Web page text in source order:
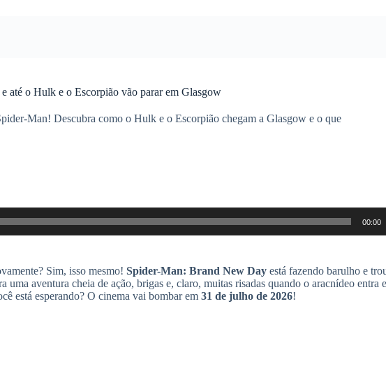
até o Hulk e o Escorpião vão parar em Glasgow
Man! Descubra como o Hulk e o Escorpião chegam a Glasgow e o que
00:00
Sim, isso mesmo! Spider-Man: Brand New Day está fazendo barulho e
uma aventura cheia de ação, brigas e, claro, muitas risadas quando o aracnídeo entra
está esperando? O cinema vai bombar em 31 de julho de 2026!